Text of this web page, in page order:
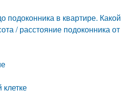
подоконника в квартире. Какой
/ расстояние подоконника от